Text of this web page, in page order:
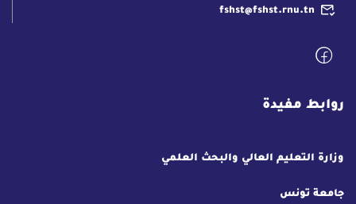
fshst@fshst.rnu.tn
روابط مفيدة
وزارة التعليم العالي والبحث العلمي
جامعة تونس